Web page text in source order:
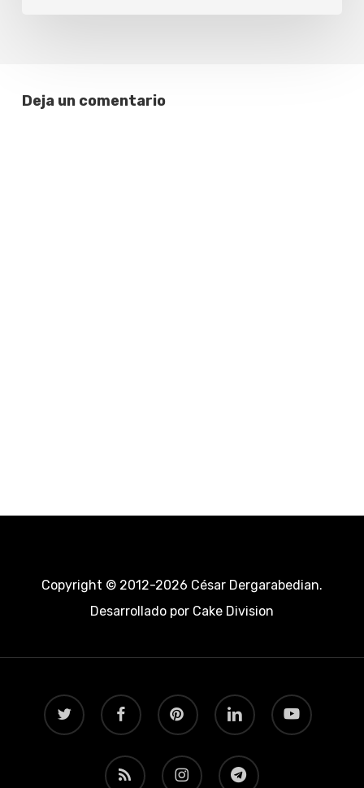
Deja un comentario
Copyright © 2012-2026 César Dergarabedian.
Desarrollado porCake Division
twitter facebook pinterest linkedin youtube
RSS instagram telegram